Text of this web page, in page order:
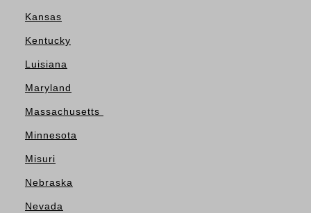
Kansas
Kentucky
Luisiana
Maryland
Massachusetts
Minnesota
Misuri
Nebraska
Nevada